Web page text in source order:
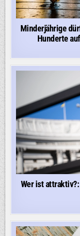
Minderjährige
Hunderte
Wer ist